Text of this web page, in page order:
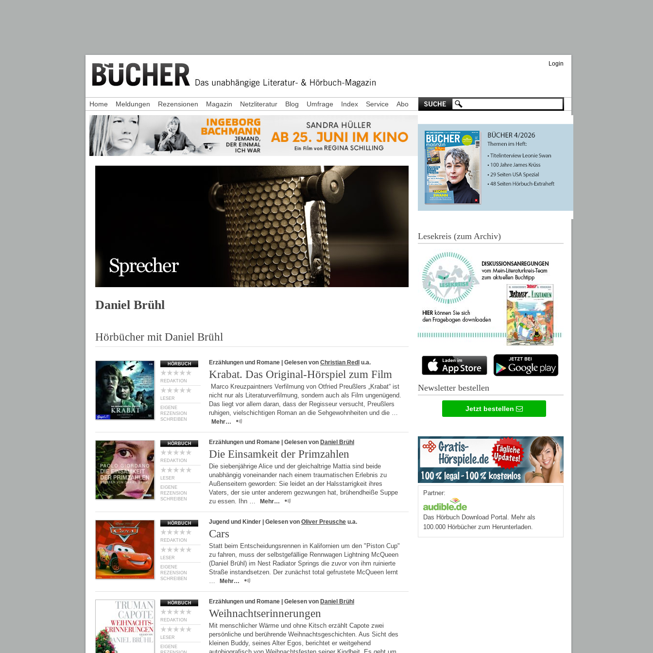
Login
Daniel Brühl
Hörbücher mit Daniel Brühl
HÖRBUCH
REDAKTION
LESER
EIGENE
REZENSION
SCHREIBEN
Erzählungen und Romane | Gelesen von Christian Redl u.a.
Krabat. Das Original-Hörspiel zum Film
Marco Kreuzpaintners Verfilmung von Otfried Preußlers „Krabat“ ist
nicht nur als Literaturverfilmung, sondern auch als Film ungenügend.
Das liegt vor allem daran, dass der Regisseur versucht, Preußlers
ruhigen, vielschichtigen Roman an die Sehgewohnheiten und die …
Mehr…
HÖRBUCH
REDAKTION
LESER
EIGENE
REZENSION
SCHREIBEN
Erzählungen und Romane | Gelesen von Daniel Brühl
Die Einsamkeit der Primzahlen
Die siebenjährige Alice und der gleichaltrige Mattia sind beide
unabhängig voneinander nach einem traumatischen Erlebnis zu
Außenseitern geworden: Sie leidet an der Halsstarrigkeit ihres
Vaters, der sie unter anderem gezwungen hat, brühendheiße Suppe
zu essen. Ihn …
Mehr…
HÖRBUCH
REDAKTION
LESER
EIGENE
REZENSION
SCHREIBEN
Jugend und Kinder | Gelesen von Oliver Preusche u.a.
Cars
Statt beim Entscheidungsrennen in Kalifornien um den "Piston Cup"
zu fahren, muss der selbstgefällige Rennwagen Lightning McQueen
(Daniel Brühl) im Nest Radiator Springs die zuvor von ihm ruinierte
Straße instandsetzen. Der zunächst total gefrustete McQueen lernt
…
Mehr…
HÖRBUCH
REDAKTION
LESER
EIGENE
Erzählungen und Romane | Gelesen von Daniel Brühl
Weihnachtserinnerungen
Mit menschlicher Wärme und ohne Kitsch erzählt Capote zwei
persönliche und berührende Weihnachtsgeschichten. Aus Sicht des
kleinen Buddy, seines Alter Egos, berichtet er weitgehend
Home Meldungen Rezensionen Magazin Netzliteratur Blog Umfrage Index Service Abo
Lesekreis (zum Archiv)
Newsletter bestellen
Jetzt bestellen
Partner:
Das Hörbuch Download Portal. Mehr als
100.000 Hörbücher zum Herunterladen.